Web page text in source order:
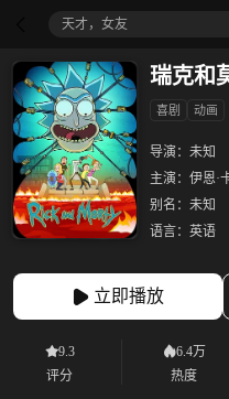
天才，女友
瑞克和
喜剧 动画
导演： 未知
主演： 伊恩·
别名： 未知
语言： 英语
立即播放
9.3
评分
6.4万
热度